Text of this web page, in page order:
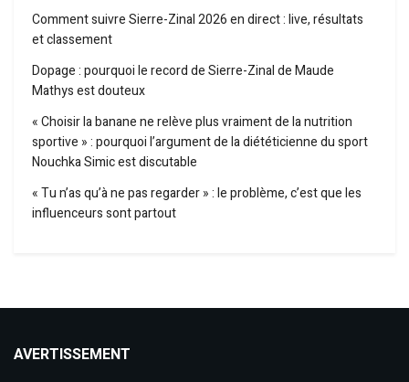
Comment suivre Sierre-Zinal 2026 en direct : live, résultats
et classement
Dopage : pourquoi le record de Sierre-Zinal de Maude
Mathys est douteux
« Choisir la banane ne relève plus vraiment de la nutrition
sportive » : pourquoi l’argument de la diététicienne du sport
Nouchka Simic est discutable
« Tu n’as qu’à ne pas regarder » : le problème, c’est que les
influenceurs sont partout
AVERTISSEMENT